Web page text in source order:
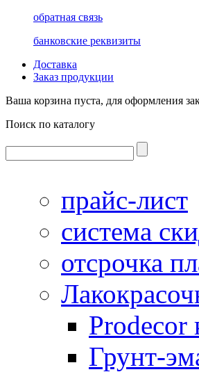
обратная связь
банковские реквизиты
Доставка
Заказ продукции
Ваша корзина пуста, для оформления
Поиск по каталогу
прайс-лист
система
отсрочка
Prodecor
Грунт-